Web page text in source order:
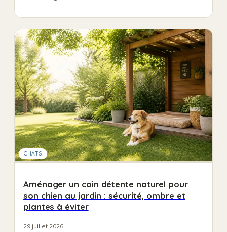
CHATS
Aménager un coin détente naturel pour
son chien au jardin : sécurité, ombre et
plantes à éviter
29 juillet 2026